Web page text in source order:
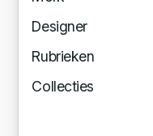
Designer
Rubrieken
Collecties